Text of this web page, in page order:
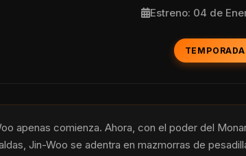
Estreno: 04 de
apenas comienza. Ahora, con el poder del
Jin-Woo se adentra en mazmorras de